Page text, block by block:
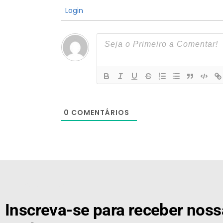
Login
0 COMENTÁRIOS
Inscreva-se para receber